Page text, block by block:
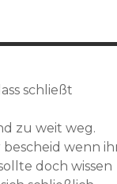
schließt
zu weit weg.
bescheid wenn
doch wissen